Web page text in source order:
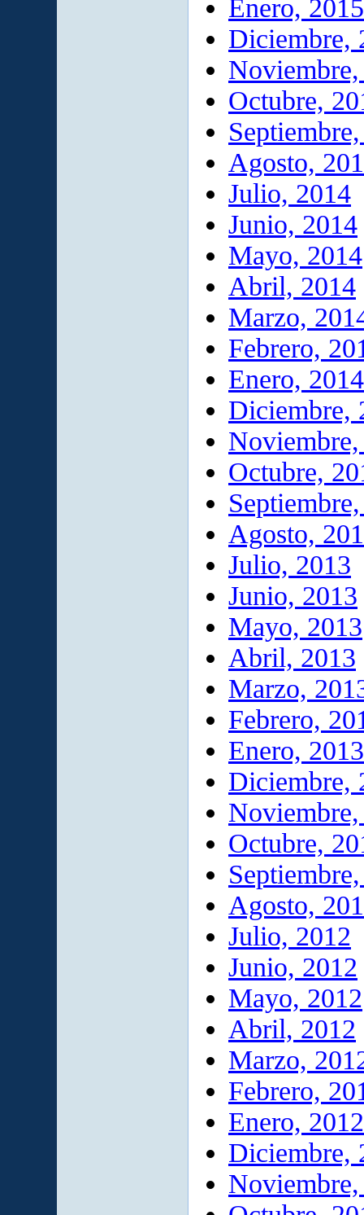
Enero, 2015
Diciembre,
Octubre,
Agosto,
Julio, 2014
Junio, 2014
Mayo, 2014
Abril, 2014
Marzo,
Febrero,
Enero, 2014
Diciembre,
Octubre,
Agosto,
Julio, 2013
Junio, 2013
Mayo, 2013
Abril, 2013
Marzo,
Febrero,
Enero, 2013
Diciembre,
Octubre,
Agosto,
Julio, 2012
Junio, 2012
Mayo, 2012
Abril, 2012
Marzo,
Febrero,
Enero, 2012
Diciembre,